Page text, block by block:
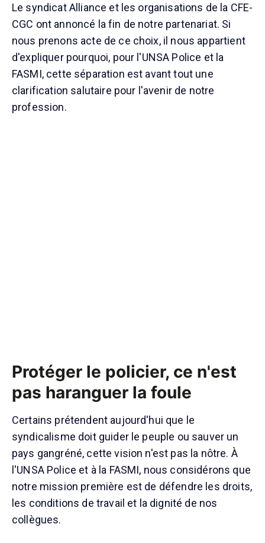
Le syndicat Alliance et les organisations de la CFE-
CGC ont annoncé la fin de notre partenariat. Si
nous prenons acte de ce choix, il nous appartient
d'expliquer pourquoi, pour l'UNSA Police et la
FASMI, cette séparation est avant tout une
clarification salutaire pour l'avenir de notre
profession.
Protéger le policier, ce n'est
pas haranguer la foule
Certains prétendent aujourd'hui que le
syndicalisme doit guider le peuple ou sauver un
pays gangréné, cette vision n'est pas la nôtre. À
l'UNSA Police et à la FASMI, nous considérons que
notre mission première est de défendre les droits,
les conditions de travail et la dignité de nos
collègues.